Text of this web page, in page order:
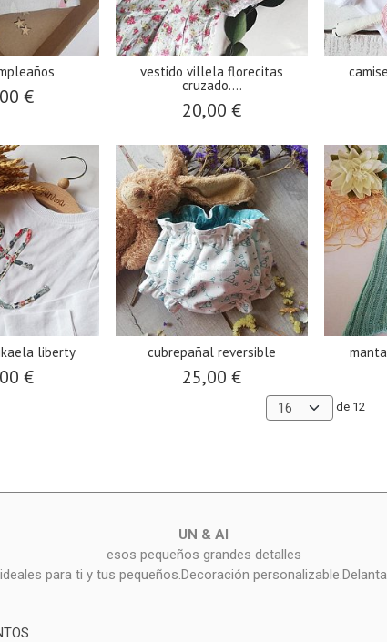
€
vestido villela florecitas
cruzado....
20,00 €
liberty
€
cubrepañal reversible
25,00 €
de 12
UN & AI
esos pequeños grandes detalles
para ti y tus pequeños.Decoración